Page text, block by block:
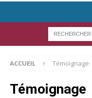
ACCUEIL Témoignage
Témoignage